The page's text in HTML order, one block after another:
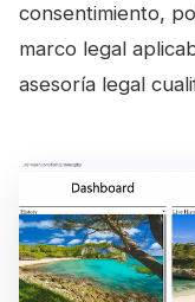
consentimiento,
marco legal
asesoría legal